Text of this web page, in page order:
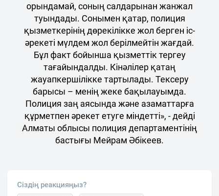
орындамай, соның салдарынан жанжал
туындады. Сонымен қатар, полиция
қызметкерінің дөрекілікке жол берген іс-
әрекеті мүлдем жол берілмейтін жағдай.
Бұл факт бойынша қызметтік тергеу
тағайындалды. Кінәлілер қатаң
жауапкершілікке тартылады. Тексеру
барысы – менің жеке бақылауымда.
Полиция заң аясында және азаматтарға
құрметпен әрекет етуге міндетті», - дейді
Алматы облысы полиция департаментінің
бастығы Мейрам Әбікеев.
Сіздің реакцияңыз?